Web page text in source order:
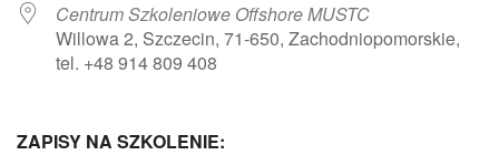
Centrum Szkoleniowe Offshore MUSTC
Willowa 2, Szczecin, 71-650, Zachodniopomorskie,
tel. +48 914 809 408
ZAPISY NA SZKOLENIE: